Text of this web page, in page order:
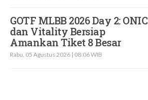
GOTF MLBB 2026 Day 2: ONIC
dan Vitality Bersiap
Amankan Tiket 8 Besar
Rabu, 05 Agustus 2026 | 08:06 WIB